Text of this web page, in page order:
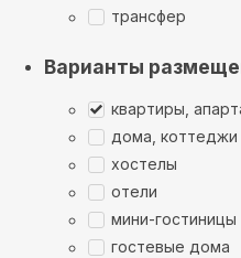
трансфер
Варианты
квартиры,
дома, коттеджи
хостелы
отели
мини-гостиницы
гостевые дома